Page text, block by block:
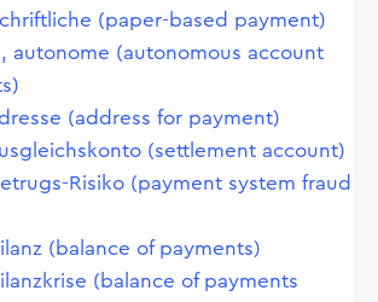
(paper-based payment)
autonome (autonomous account
(address for payment)
(settlement account)
Risiko (payment system fraud
(balance of payments)
(balance of payments